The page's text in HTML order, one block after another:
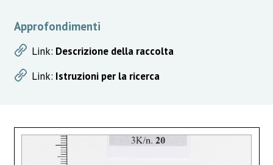
Approfondimenti
Link: Descrizione della raccolta
Link: Istruzioni per la ricerca